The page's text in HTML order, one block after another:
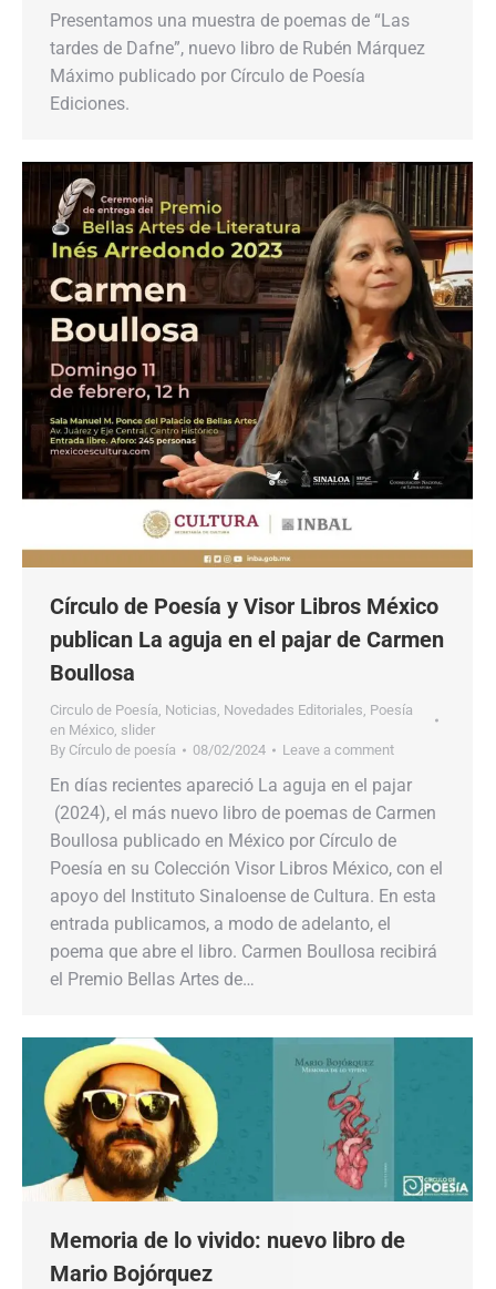
Presentamos una muestra de poemas de “Las
tardes de Dafne”, nuevo libro de Rubén Márquez
Máximo publicado por Círculo de Poesía
Ediciones.
Círculo de Poesía y Visor Libros México
publican La aguja en el pajar de Carmen
Boullosa
Circulo de Poesía, Noticias, Novedades Editoriales, Poesía
en México, slider
By Círculo de poesía 08/02/2024 Leave a comment
En días recientes apareció​​ La aguja en el pajar​​
(2024),​​ el más nuevo libro de poemas de Carmen
Boullosa publicado en México por Círculo de
Poesía en su Colección Visor Libros México,​​ con el
apoyo del Instituto Sinaloense de Cultura.​​ En esta
entrada publicamos, a modo de adelanto,​​ el
poema que abre el libro. Carmen Boullosa recibirá
el Premio Bellas Artes de…
Memoria de lo vivido: nuevo libro de
Mario Bojórquez